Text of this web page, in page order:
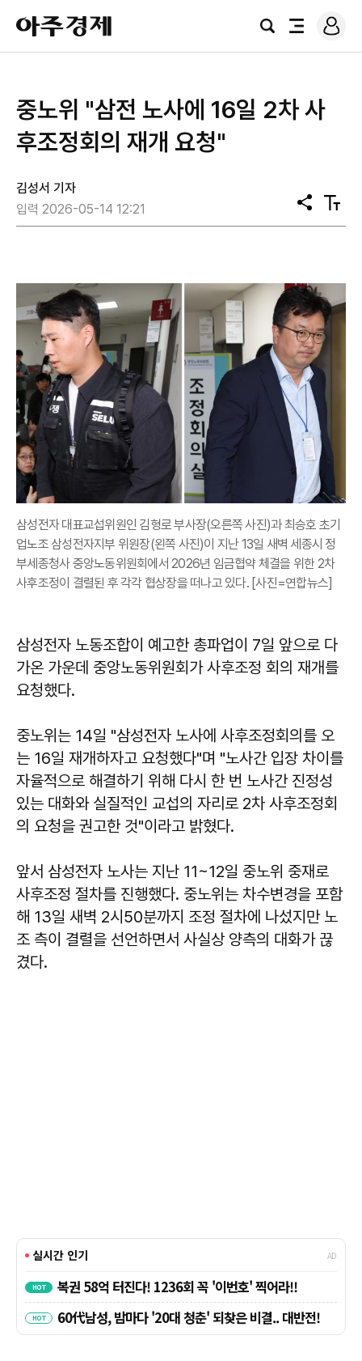
아
주
경
검
전
로
그
중노위 "삼전 노사에 16일 2차 사
후조정회의 재개 요청"
김성서 기자
입력 2026-05-14 12:21
공
유
텍
스
삼성전자 대표교섭위원인 김형로 부사장(오른쪽 사진)과 최승호 초기
업노조 삼성전자지부 위원장(왼쪽 사진)이 지난 13일 새벽 세종시 정
부세종청사 중앙노동위원회에서 2026년 임금협약 체결을 위한 2차
사후조정이 결렬된 후 각각 협상장을 떠나고 있다. [사진=연합뉴스]
삼성전자 노동조합이 예고한 총파업이 7일 앞으로 다
가온 가운데 중앙노동위원회가 사후조정 회의 재개를
요청했다.
중노위는 14일 "삼성전자 노사에 사후조정회의를 오
는 16일 재개하자고 요청했다"며 "노사간 입장 차이를
자율적으로 해결하기 위해 다시 한 번 노사간 진정성
있는 대화와 실질적인 교섭의 자리로 2차 사후조정회
의 요청을 권고한 것"이라고 밝혔다.
앞서 삼성전자 노사는 지난 11~12일 중노위 중재로
사후조정 절차를 진행했다. 중노위는 차수변경을 포함
해 13일 새벽 2시50분까지 조정 절차에 나섰지만 노
조 측이 결렬을 선언하면서 사실상 양측의 대화가 끊
겼다.